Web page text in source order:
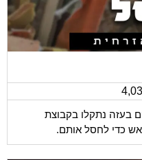
בעזה נתקלו בקבוצת
כדי לחסל אותם.